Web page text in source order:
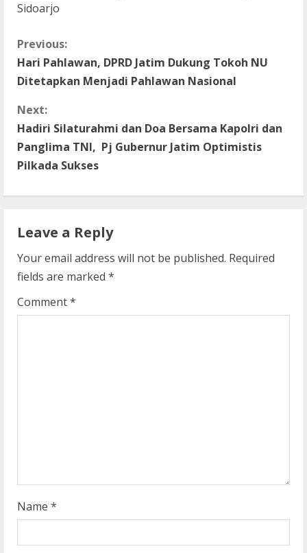
Sidoarjo
C
o
n
t
i
n
u
e
R
e
Previous:
Hari Pahlawan, DPRD Jatim Dukung Tokoh NU
Ditetapkan Menjadi Pahlawan Nasional
Next:
Hadiri Silaturahmi dan Doa Bersama Kapolri dan
Panglima TNI, Pj Gubernur Jatim Optimistis
Pilkada Sukses
Leave a Reply
Your email address will not be published. Required
fields are marked *
Comment*
Name *